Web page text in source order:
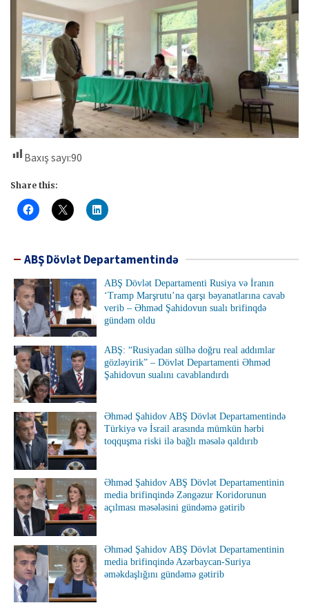
Baxış sayı:90
Share this:
ABŞ Dövlət Departamentində
ABŞ Dövlət Departamenti Rusiya və İranın
‘Tramp Marşrutu’na qarşı bəyanatlarına cavab
verib – Əhməd Şahidovun sualı brifinqdə
gündəm oldu
ABŞ: “Rusiyadan sülhə doğru real addımlar
gözləyirik” – Dövlət Departamenti Əhməd
Şahidovun sualını cavablandırdı
Əhməd Şahidov ABŞ Dövlət Departamentində
Türkiyə və İsrail arasında mümkün hərbi
toqquşma riski ilə bağlı məsələ qaldırıb
Əhməd Şahidov ABŞ Dövlət Departamentinin
media brifinqində Zəngəzur Koridorunun
açılması məsələsini gündəmə gətirib
Əhməd Şahidov ABŞ Dövlət Departamentinin
media brifinqində Azərbaycan-Suriya
əməkdaşlığını gündəmə gətirib